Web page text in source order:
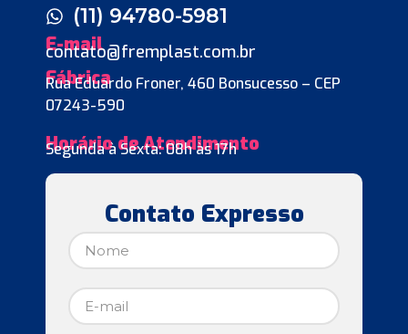
(11) 94780-5981
E-mail
contato@fremplast.com.br
Fábrica
Rua Eduardo Froner, 460 Bonsucesso – CEP
07243-590
Horário de Atendimento
Segunda à Sexta: 08h às 17h
Contato Expresso